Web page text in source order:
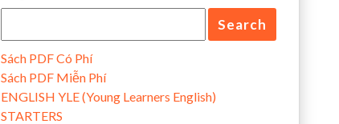
Sách PDF Có Phí
Sách PDF Miễn Phí
ENGLISH YLE (Young Learners English)
STARTERS